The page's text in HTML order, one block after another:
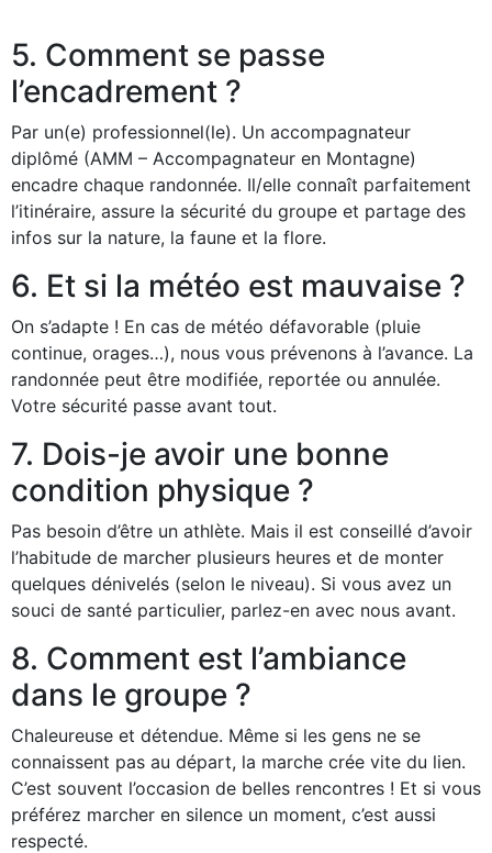
5. Comment se passe
l’encadrement ?
Par un(e) professionnel(le). Un accompagnateur
diplômé (AMM – Accompagnateur en Montagne)
encadre chaque randonnée. Il/elle connaît parfaitement
l’itinéraire, assure la sécurité du groupe et partage des
infos sur la nature, la faune et la flore.
6. Et si la météo est mauvaise ?
On s’adapte ! En cas de météo défavorable (pluie
continue, orages…), nous vous prévenons à l’avance. La
randonnée peut être modifiée, reportée ou annulée.
Votre sécurité passe avant tout.
7. Dois-je avoir une bonne
condition physique ?
Pas besoin d’être un athlète. Mais il est conseillé d’avoir
l’habitude de marcher plusieurs heures et de monter
quelques dénivelés (selon le niveau). Si vous avez un
souci de santé particulier, parlez-en avec nous avant.
8. Comment est l’ambiance
dans le groupe ?
Chaleureuse et détendue. Même si les gens ne se
connaissent pas au départ, la marche crée vite du lien.
C’est souvent l’occasion de belles rencontres ! Et si vous
préférez marcher en silence un moment, c’est aussi
respecté.